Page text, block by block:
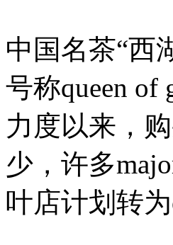
中国名茶“西
号称queen of
力度以来，
少，许多
叶店计划转